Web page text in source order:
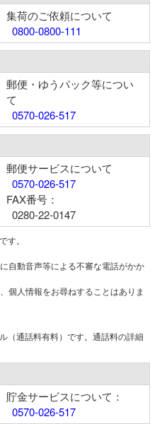
集荷のご依頼について
0800-0800-111
郵便・ゆうパック等につい
て
0570-026-517
郵便サービスについて
0570-026-517
FAX番号：
0280-22-0147
す。
自動音声等による不審な電話がかか
個人情報をお尋ねすることはありま
（通話料有料）です。通話料の詳細
貯金サービスについて：
0570-026-517